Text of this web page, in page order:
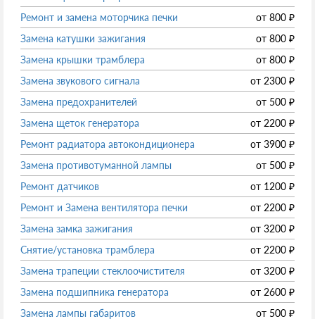
Ремонт и замена моторчика печки
от 800 ₽
Замена катушки зажигания
от 800 ₽
Замена крышки трамблера
от 800 ₽
Замена звукового сигнала
от 2300 ₽
Замена предохранителей
от 500 ₽
Замена щеток генератора
от 2200 ₽
Ремонт радиатора автокондиционера
от 3900 ₽
Замена противотуманной лампы
от 500 ₽
Ремонт датчиков
от 1200 ₽
Ремонт и Замена вентилятора печки
от 2200 ₽
Замена замка зажигания
от 3200 ₽
Снятие/установка трамблера
от 2200 ₽
Замена трапеции стеклоочистителя
от 3200 ₽
Замена подшипника генератора
от 2600 ₽
Замена лампы габаритов
от 500 ₽